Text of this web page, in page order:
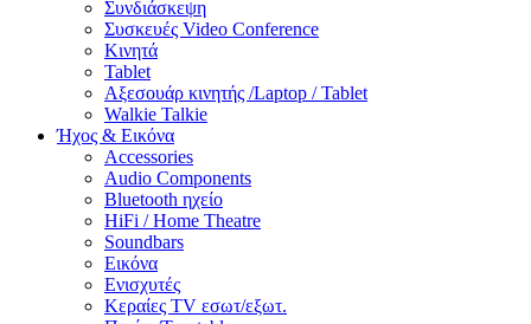
Συνδιάσκεψη
Συσκευές Video Conference
Κινητά
Tablet
Αξεσουάρ κινητής /Laptop / Tablet
Walkie Talkie
Ήχος & Εικόνα
Accessories
Audio Components
Bluetooth ηχείο
HiFi / Home Theatre
Soundbars
Εικόνα
Ενισχυτές
Κεραίες TV εσωτ/εξωτ.